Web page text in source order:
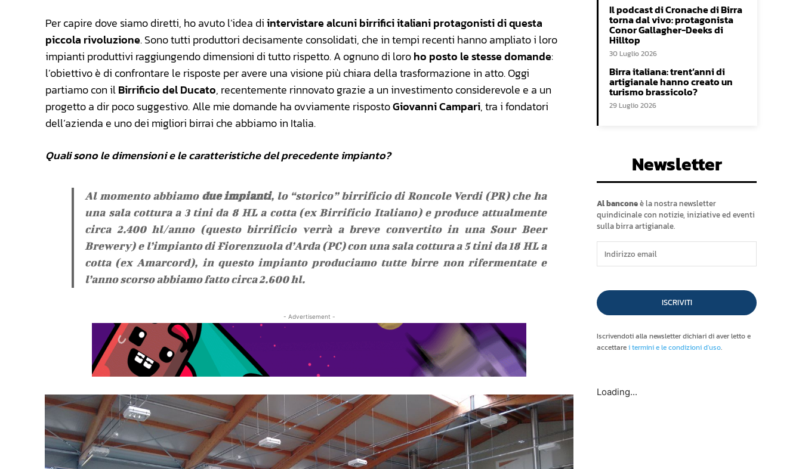
Per capire dove siamo diretti, ho avuto l’idea diintervistare alcuni birrifici italiani protagonisti di questa
piccola rivoluzione. Sono tutti produttori decisamente consolidati, che in tempi recenti hanno ampliato i loro
impianti produttivi raggiungendo dimensioni di tutto rispetto. A ognuno di loroho posto le stesse domande:
l’obiettivo è di confrontare le risposte per avere una visione più chiara della trasformazione in atto. Oggi
partiamo con ilBirrificio del Ducato, recentemente rinnovato grazie a un investimento considerevole e a un
progetto a dir poco suggestivo. Alle mie domande ha ovviamente rispostoGiovanni Campari, tra i fondatori
dell’azienda e uno dei migliori birrai che abbiamo in Italia.
Quali sono le dimensioni e le caratteristiche del precedente impianto?
Al momento abbiamodue impianti, lo “storico” birrificio di Roncole Verdi (PR) che ha
una sala cottura a 3 tini da 8 HL a cotta (ex Birrificio Italiano) e produce attualmente
circa 2.400 hl/anno (questo birrificio verrà a breve convertito in una Sour Beer
Brewery) e l’impianto di Fiorenzuola d’Arda (PC) con una sala cottura a 5 tini da 18 HL a
cotta (ex Amarcord), in questo impianto produciamo tutte birre non rifermentate e
l’anno scorso abbiamo fatto circa 2.600 hl.
- Advertisement -
Il podcast di Cronache di Birra
torna dal vivo: protagonista
Conor Gallagher-Deeks di
Hilltop
30 Luglio 2026
Birra italiana: trent’anni di
artigianale hanno creato un
turismo brassicolo?
29 Luglio 2026
Newsletter
Al banconeè la nostra newsletter
quindicinale con notizie, iniziative ed eventi
sulla birra artigianale.
ISCRIVITI
Iscrivendoti alla newsletter dichiari di aver letto e
accettarei termini e le condizioni d'uso.
Loading...